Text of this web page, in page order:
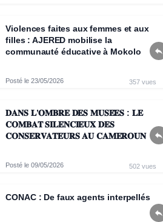
Violences faites aux femmes et aux
filles : AJERED mobilise la
communauté éducative à Mokolo
Posté le 23/05/2026 357 vues

𝐃𝐀𝐍𝐒 𝐋’𝐎𝐌𝐁𝐑𝐄 𝐃𝐄𝐒 𝐌𝐔𝐒𝐄́𝐄𝐒 : 𝐋𝐄
𝐂𝐎𝐌𝐁𝐀𝐓 𝐒𝐈𝐋𝐄𝐍𝐂𝐈𝐄𝐔𝐗 𝐃𝐄𝐒
𝐂𝐎𝐍𝐒𝐄𝐑𝐕𝐀𝐓𝐄𝐔𝐑𝐒 𝐀𝐔 𝐂𝐀𝐌𝐄𝐑𝐎𝐔𝐍
Posté le 09/05/2026 502 vues

CONAC : De faux agents interpellés
